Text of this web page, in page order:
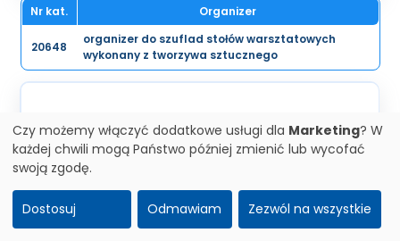
Nr kat. Organizer
20648
organizer do szuflad stołów warsztatowych
wykonany z tworzywa sztucznego
Czy możemy włączyć dodatkowe usługi dla Marketing? W
każdej chwili mogą Państwo później zmienić lub wycofać
swoją zgodę.
Dostosuj Odmawiam Zezwól na wszystkie